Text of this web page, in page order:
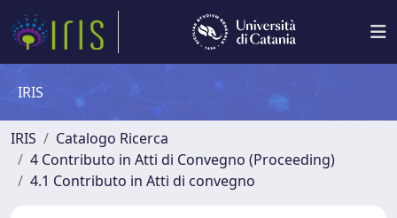
IRIS
IRIS
Catalogo Ricerca
4 Contributo in Atti di Convegno (Proceeding)
4.1 Contributo in Atti di convegno